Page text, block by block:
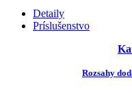
Detaily
Príslušenstvo
Rozsahy